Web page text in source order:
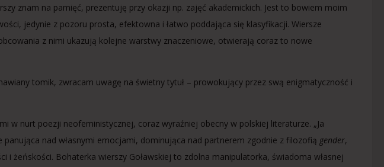
znam na pamięć, prezentuję przy okazji np. zajęć akademickich. Jest to bowiem moim
jedynie z pozoru prosta, efektowna i łatwo poddająca się klasyfikacji. Wiersze
z nimi ukazują kolejne warstwy znaczeniowe, otwierają coraz to nowe
tomik, zwracam uwagę na świetny tytuł – prowokujący przez swą enigmatyczność i
w nurt poezji neofeministycznej, coraz wyraźniej obecny w polskiej literaturze. „Ja
nad własnymi emocjami, dominująca nad partnerem zgodnie z filozofią gender,
i żeńskości. Bohaterka wierszy Goławskiej to zdolna manipulatorka, świadoma własnej